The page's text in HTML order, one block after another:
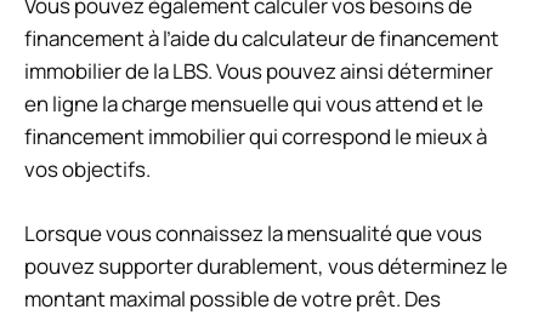
Vous pouvez également calculer vos besoins de
financement à l’aide du calculateur de financement
immobilier de la LBS. Vous pouvez ainsi déterminer
en ligne la charge mensuelle qui vous attend et le
financement immobilier qui correspond le mieux à
vos objectifs.
Lorsque vous connaissez la mensualité que vous
pouvez supporter durablement, vous déterminez le
montant maximal possible de votre prêt. Des